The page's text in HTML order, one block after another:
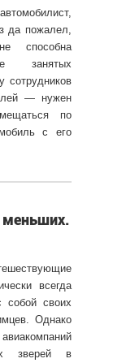
да пожалел,
способна
занятых
сотрудников
— нужен
по
с его
меньших.
всегда
собой своих
Однако
зверей в